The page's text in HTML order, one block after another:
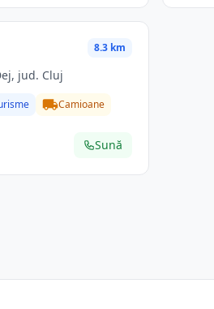
8.3 km
jud. Cluj
Camioane
Sună